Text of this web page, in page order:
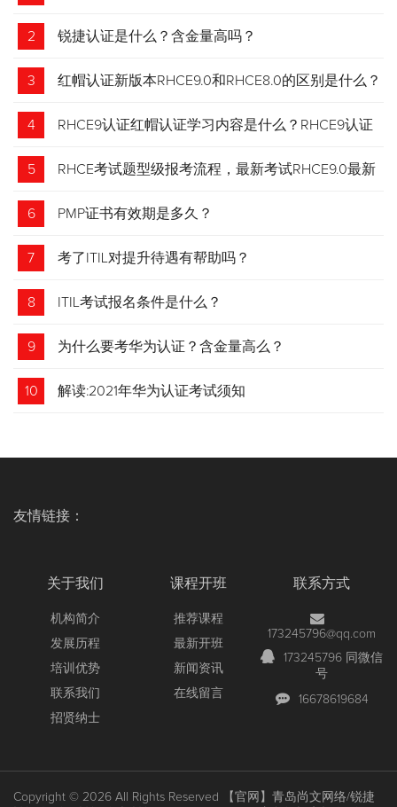
2 锐捷认证是什么？含金量高吗？
3 红帽认证新版本RHCE9.0和RHCE8.0的区别是什么？
4 RHCE9认证红帽认证学习内容是什么？RHCE9认证
介绍
5 RHCE考试题型级报考流程，最新考试RHCE9.0最新
考试 变化请悉知
6 PMP证书有效期是多久？
7 考了ITIL对提升待遇有帮助吗？
8 ITIL考试报名条件是什么？
9 为什么要考华为认证？含金量高么？
10 解读:2021年华为认证考试须知
友情链接：
关于我们
机构简介
发展历程
培训优势
联系我们
招贤纳士
课程开班
推荐课程
最新开班
新闻资讯
在线留言
联系方式
173245796@qq.com
173245796 同微信
号
16678619684
Copyright © 2026 All Rights Reserved
【官网】青岛尚文网络/锐捷